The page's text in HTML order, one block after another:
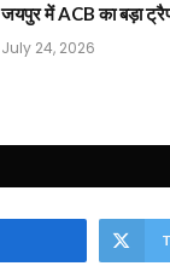
जयपुर में ACB का बड़ा
July 24, 2026